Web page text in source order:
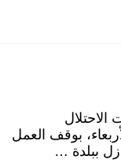
بوقف العمل
ببلدة …